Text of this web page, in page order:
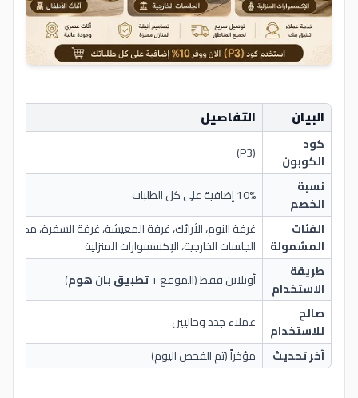
البيان التفاصيل
كود
الكوبون
(P3)
نسبة
الخصم
10% إضافية على كل الطلبات
الفئات
المشمولة
غرفة النوم، الأرائك، غرفة المعيشة، غرفة السفرة، مكتب،
الجلسات الخارجية، الإكسسوارات المنزلية
طريقة
الاستخدام
أونلاين فقط (الموقع +تطبيق بان هوم)
صالح
للاستخدام
عملاء جدد وحاليين
آخر تحديث
مؤخراً (تم الفحص اليوم)